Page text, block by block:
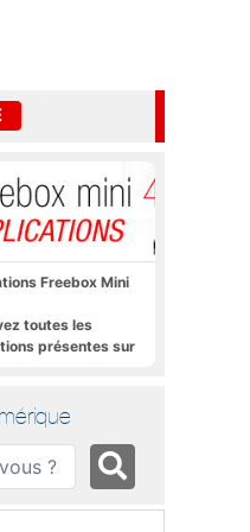
Freebox Mini
toutes les
présentes sur